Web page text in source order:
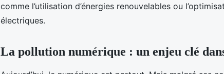
comme l’utilisation d’énergies renouvelables ou
électriques.
La pollution numérique : un enjeu clé